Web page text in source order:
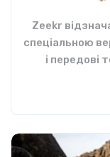
Zeekr
спеціальною
і передові